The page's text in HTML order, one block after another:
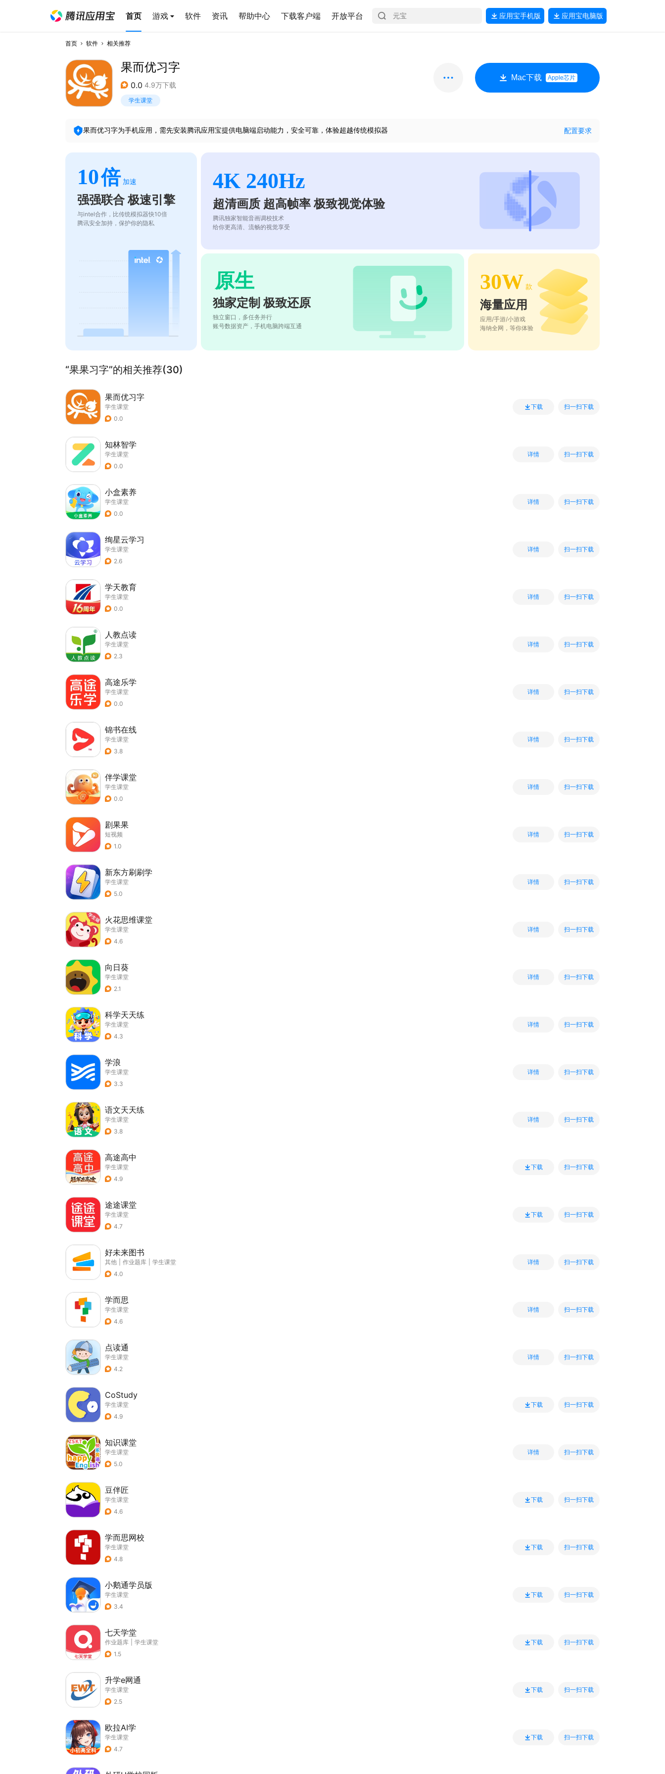
首页 游戏 软件 资讯 帮助中心 下载客户端 开放平台 应用宝手机版 应用宝电脑版
首页 软件 相关推荐
果而优习字
0.0 4.9万下载
学生课堂
Mac下载 Apple芯片
果而优习字为手机应用，需先安装腾讯应用宝提供电脑端启动能力，安全可靠，体验超越传统模拟器 配置要求
10倍 加速
强强联合 极速引擎
与intel合作，比传统模拟器快10倍
腾讯安全加持，保护你的隐私
4K 240Hz
超清画质 超高帧率 极致视觉体验
腾讯独家智能音画调校技术
给你更高清、流畅的视觉享受
原生
独家定制 极致还原
独立窗口，多任务并行
账号数据资产，手机电脑跨端互通
30W 款
海量应用
应用/手游/小游戏
海纳全网，等你体验
“果果习字”的相关推荐(30)
果而优习字
学生课堂
0.0
下载 扫一扫下载
知林智学
学生课堂
0.0
详情 扫一扫下载
小盒素养
学生课堂
0.0
详情 扫一扫下载
绚星云学习
学生课堂
2.6
详情 扫一扫下载
学天教育
学生课堂
0.0
详情 扫一扫下载
人教点读
学生课堂
2.3
详情 扫一扫下载
高途乐学
学生课堂
0.0
详情 扫一扫下载
锦书在线
学生课堂
3.8
详情 扫一扫下载
伴学课堂
学生课堂
0.0
详情 扫一扫下载
剧果果
短视频
1.0
详情 扫一扫下载
新东方刷刷学
学生课堂
5.0
详情 扫一扫下载
火花思维课堂
学生课堂
4.6
详情 扫一扫下载
向日葵
学生课堂
2.1
详情 扫一扫下载
科学天天练
学生课堂
4.3
详情 扫一扫下载
学浪
学生课堂
3.3
详情 扫一扫下载
语文天天练
学生课堂
3.8
详情 扫一扫下载
高途高中
学生课堂
4.9
下载 扫一扫下载
途途课堂
学生课堂
4.7
下载 扫一扫下载
好未来图书
其他 作业题库
学生课堂
4.0
详情 扫一扫下载
学而思
学生课堂
4.6
详情 扫一扫下载
点读通
学生课堂
4.2
详情 扫一扫下载
CoStudy
学生课堂
4.9
下载 扫一扫下载
知识课堂
学生课堂
5.0
详情 扫一扫下载
豆伴匠
学生课堂
4.6
下载 扫一扫下载
学而思网校
学生课堂
4.8
下载 扫一扫下载
小鹅通学员版
学生课堂
3.4
下载 扫一扫下载
七天学堂
作业题库
学生课堂
1.5
下载 扫一扫下载
升学e网通
学生课堂
2.5
下载 扫一扫下载
欧拉AI学
学生课堂
4.7
下载 扫一扫下载